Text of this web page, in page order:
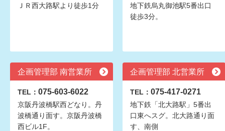
ＪＲ西大路駅より徒歩1分
地下鉄烏丸御池駅5番出口
徒歩3分。
企画管理部 南営業所
TEL： 075-603-6022
京阪丹波橋駅西どなり。丹
波橋通り面す。京阪丹波橋
西ビル1F。
企画管理部 北営業所
TEL： 075-417-0271
地下鉄「北大路駅」5番出
口東へスグ。北大路通り面
す、南側